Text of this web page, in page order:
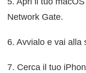
Network Gate.
6. Avvialo e vai alla
7. Cerca il tuo